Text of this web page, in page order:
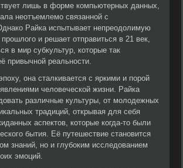
лишь в форме компьютерных данных,
неотъемлемо связанной с
Райка испытывает непреодолимую
и решает отправиться в 21 век,
в мир субкультур, которые так
привычной реальности.
она сталкивается с яркими и порой
человеческой жизни. Райка
различные культуры, от молодежных
традиций, открывая для себя
аспектов, которые когда-то были
бытия. Её путешествие становится
знаний, но и глубоким исследованием
эмоций.